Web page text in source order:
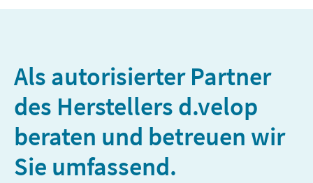
Als autorisierter Partner
des Herstellers d.velop
beraten und betreuen wir
Sie umfassend.